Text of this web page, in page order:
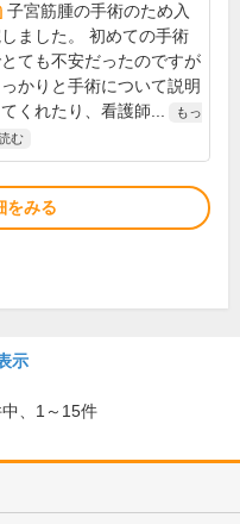
子宮筋腫の手術のため入
しました。 初めての手術
ても不安だったのですが
っかりと手術について説明
てくれたり、看護師...
もっ
む
をみる
示
、 1～15件